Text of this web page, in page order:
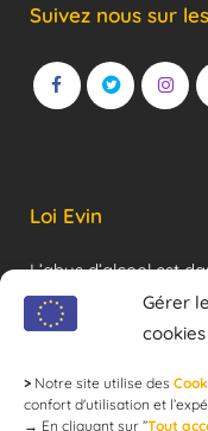
Gérer
cookies
> Notre site utilise des
confort d'utilisation et
→ En cliquant sur ”Tout
Suivez nous sur
Loi Evin
L’abus d’alcool est
modération !
Newsletter